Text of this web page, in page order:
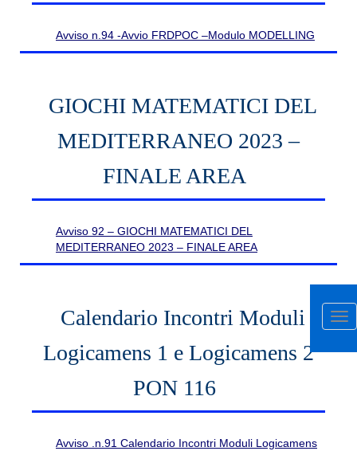
Avviso n.94 -Avvio FRDPOC –Modulo MODELLING
GIOCHI MATEMATICI DEL
MEDITERRANEO 2023 –
FINALE AREA
Avviso 92 – GIOCHI MATEMATICI DEL
MEDITERRANEO 2023 – FINALE AREA
Calendario Incontri Moduli
Logicamens 1 e Logicamens 2
PON 116
Avviso .n.91 Calendario Incontri Moduli Logicamens